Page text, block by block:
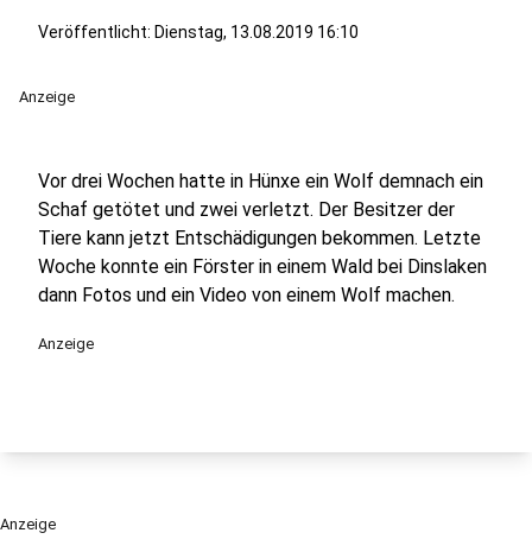
Veröffentlicht: Dienstag, 13.08.2019 16:10
Anzeige
Vor drei Wochen hatte in Hünxe ein Wolf demnach ein
Schaf getötet und zwei verletzt. Der Besitzer der
Tiere kann jetzt Entschädigungen bekommen. Letzte
Woche konnte ein Förster in einem Wald bei Dinslaken
dann Fotos und ein Video von einem Wolf machen.
Anzeige
Anzeige